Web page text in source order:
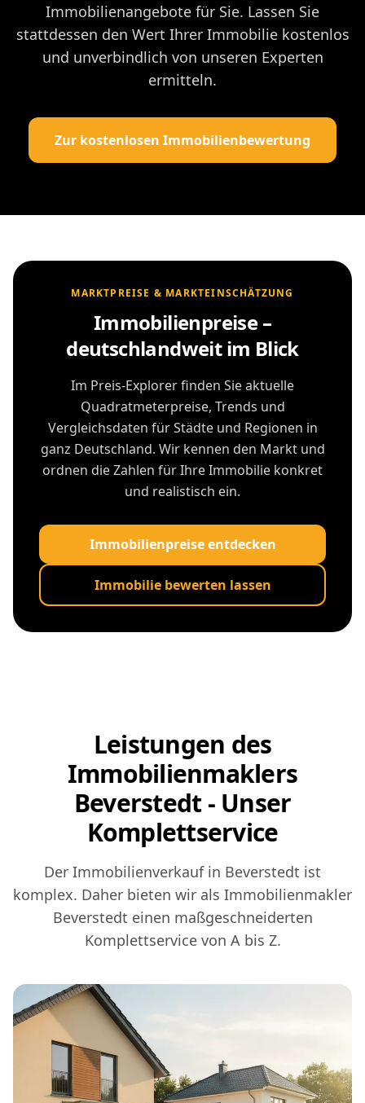
Immobilienangebote für Sie. Lassen Sie
stattdessen den Wert Ihrer Immobilie kostenlos
und unverbindlich von unseren Experten
ermitteln.
Zur kostenlosen Immobilienbewertung
MARKTPREISE & MARKTEINSCHÄTZUNG
Immobilienpreise –
deutschlandweit im Blick
Im Preis-Explorer finden Sie aktuelle
Quadratmeterpreise, Trends und
Vergleichsdaten für Städte und Regionen in
ganz Deutschland. Wir kennen den Markt und
ordnen die Zahlen für Ihre Immobilie konkret
und realistisch ein.
Immobilienpreise entdecken
Immobilie bewerten lassen
Leistungen des
Immobilienmaklers
Beverstedt - Unser
Komplettservice
Der Immobilienverkauf in Beverstedt ist
komplex. Daher bieten wir als Immobilienmakler
Beverstedt einen maßgeschneiderten
Komplettservice von A bis Z.